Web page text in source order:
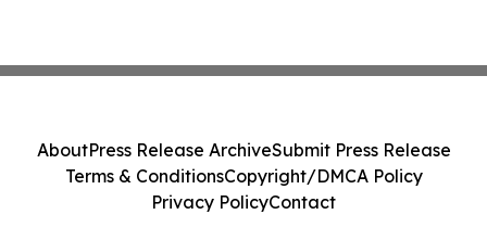
AboutPress Release ArchiveSubmit Press Release
Terms & ConditionsCopyright/DMCA Policy
Privacy PolicyContact